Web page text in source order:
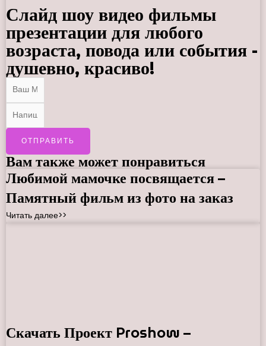
Слайд шоу видео фильмы
презентации для любого
возраста, повода или события -
душевно, красиво!
ОТПРАВИТЬ
Вам также может понравиться
Любимой мамочке посвящается –
Памятный фильм из фото на заказ
Читать далее>>
Скачать Проект Proshow –